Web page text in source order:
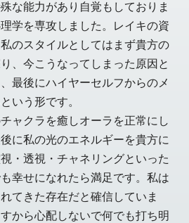
な能力があり自覚もしておりま
学を専攻しました。レイキの資
のスタイルとしてはまず貴方の
、今こうなってしまった原因と
最後にハイヤーセルフからのメ
いう形です。
ャクラを癒しオーラを正常にし
に私の光のエネルギーを貴方に
・透視・チャネリングといった
幸せになれたら満足です。私は
てきた存在だと確信していま
から心配しないで何でも打ち明